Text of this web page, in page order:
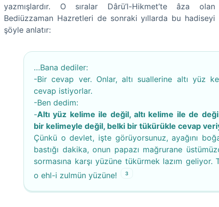
yazmışlardır. O sıralar Dârü’l-Hikmet’te âza olan
Bediüzzaman Hazretleri de sonraki yıllarda bu hadiseyi
şöyle anlatır:
…Bana dediler:
-Bir cevap ver. Onlar, altı suallerine altı yüz
cevap istiyorlar.
-Ben dedim:
-Altı yüz kelime ile değil, altı kelime ile de
bir kelimeyle değil, belki bir tükürükle cevap
Çünkü o devlet, işte görüyorsunuz, ayağını
bastığı dakika, onun papazı mağrurane
sormasına karşı yüzüne tükürmek lazım geliyor.
o ehl-i zulmün yüzüne!
3